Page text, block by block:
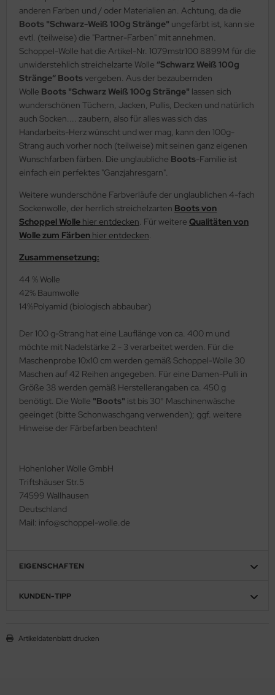
anderen Farben und / oder Materialien an. Achtung, da die
Boots "Schwarz-Weiß 100g Stränge" ungefärbt ist, kann sie
evtl. (teilweise) die "Partner-Farben" mit annehmen.
Schoppel-Wolle hat die Artikel-Nr. 1079mstr100 8899M für die
unwiderstehlich streichelzarte Wolle “Schwarz Weiß 100g
Stränge“ Bootsvergeben. Aus der bezaubernden
Wolle Boots "Schwarz Weiß 100g Stränge" lassen sich
wunderschönen Tüchern, Jacken, Pullis, Decken und natürlich
auch Socken.... zaubern, also für alles was sich das
Handarbeits-Herz wünscht und wer mag, kann den 100g-
Strang auch vorher noch (teilweise) mit seinen ganz eigenen
Wunschfarben färben. Die unglaubliche Boots-Familie ist
einfach ein perfektes "Ganzjahresgarn".
Weitere wunderschöne Farbverläufe der unglaublichen 4-fach
Sockenwolle, der herrlich streichelzarten Boots von
Schoppel Wolle hier entdecken. Für weitere Qualitäten von
Wolle zum Färben hier entdecken.
Zusammensetzung:
44 % Wolle
42% Baumwolle
14%Polyamid (biologisch abbaubar)
Der 100 g-Strang hat eine Lauflänge von ca. 400 m und
möchte mit Nadelstärke 2 - 3 verarbeitet werden. Für die
Maschenprobe 10x10 cm werden gemäß Schoppel-Wolle 30
Maschen auf 42 Reihen angegeben. Für eine Damen-Pulli in
Größe 38 werden gemäß Herstellerangaben ca. 450 g
benötigt. Die Wolle "Boots" ist bis 30° Maschinenwäsche
geeinget (bitte Schonwaschgang verwenden); ggf. weitere
Hinweise der Färbefarben beachten!
Hohenloher Wolle GmbH
Triftshäuser Str.5
74599 Wallhausen
Deutschland
Mail: info@schoppel-wolle.de
EIGENSCHAFTEN
KUNDEN-TIPP
Artikeldatenblatt drucken